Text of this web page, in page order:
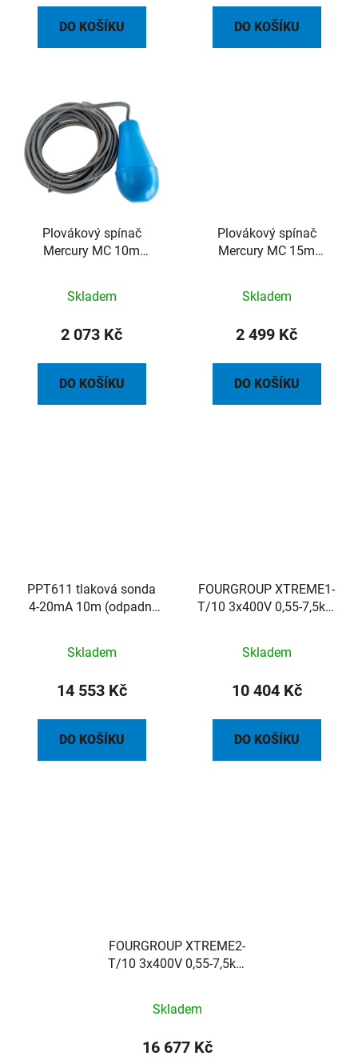
DO KOŠÍKU DO KOŠÍKU
Plovákový spínač
Mercury MC 10m
Skladem
2 073 Kč
DO KOŠÍKU
Plovákový spínač
Mercury MC 15m
Skladem
2 499 Kč
DO KOŠÍKU
PPT611 tlaková sonda
4-20mA 10m (odpadní
Skladem
14 553 Kč
DO KOŠÍKU
FOURGROUP XTREME1-
T/10 3x400V 0,55-7,5kW
Skladem
10 404 Kč
DO KOŠÍKU
FOURGROUP XTREME2-
T/10 3x400V 0,55-7,5kW
Skladem
16 677 Kč